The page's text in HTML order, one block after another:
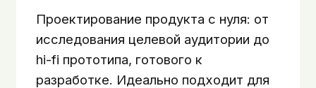
Проектирование продукта с нуля: от
исследования целевой аудитории до
hi-fi прототипа, готового к
разработке. Идеально подходит для